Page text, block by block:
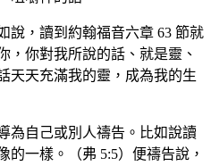
說，讀到約翰福音六章 63 節就
，你對我所說的話、就是靈、
天天充滿我的靈，成為我的生
為自己或別人禱告。比如說讀
的一樣。（弗 5:5）便禱告說，